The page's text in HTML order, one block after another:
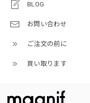
BLOG
お問い合わせ
ご注文の前に
買い取ります